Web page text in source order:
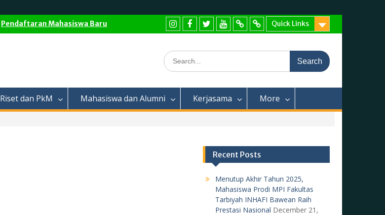
Pendaftaran Mahasiswa Baru
Quick Links
Instagram
Facebook
TwitterYoutubeTikTokWhatsApp
Search
for:
Riset dan PkM Mahasiswa dan Alumni Kerjasama More
Recent Posts
Menutup Akhir Tahun 2025,
Mahasiswa Prodi MPI Fakultas
Tarbiyah INHAFI Bawean Raih
Prestasi Nasional December 21,